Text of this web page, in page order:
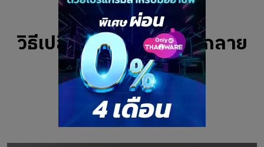
วิธีเปลี่ยนลูกค้าขาจร ให้กลาย
เป็นลูกค้าประจำ
19 ตุลาคม 2559